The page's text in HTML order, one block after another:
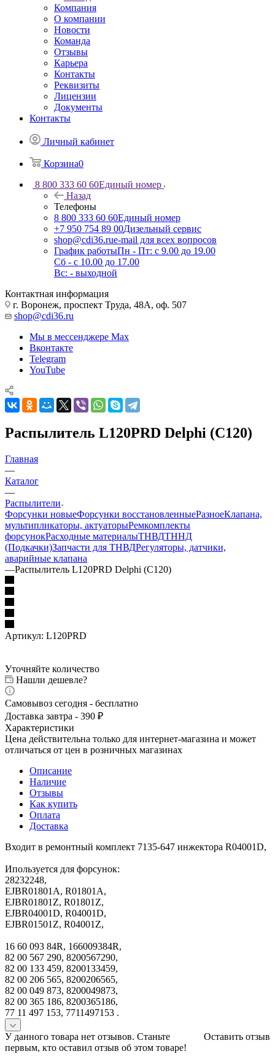
Компания
О компании
Новости
Команда
Отзывы
Карьера
Контакты
Реквизиты
Лицензии
Документы
Контакты
Личный кабинет
Корзина0
8 800 333 60 60Единый номер
Назад
Телефоны
8 800 333 60 60Единый номер
+7 950 754 89 00Дизельный сервис
shop@cdi36.rue-mail для всех вопросов
График работыПн - Пт: с 9.00 до 19.00
Сб - с 10.00 до 17.00
Вс: - выходной
Контактная информация
г. Воронеж, проспект Труда, 48А, оф. 507
shop@cdi36.ru
Мы в мессенджере Max
Вконтакте
Telegram
YouTube
Распылитель L120PRD Delphi (C120)
Главная
—
Каталог
—
Распылители
Форсунки новыеФорсунки восстановленныеРазноеКлапана,
мультипликаторы, актуаторыРемкомплекты
форсунокРасходные материалыТНВДТННД
(Подкачки)Запчасти для ТНВДРегуляторы, датчики,
аварийные клапана
—Распылитель L120PRD Delphi (C120)
Артикул: L120PRD
Уточняйте количество
Нашли дешевле?
Самовывоз сегодня - бесплатно
Доставка завтра - 390 ₽
Характеристики
Цена действительна только для интернет-магазина и может
отличаться от цен в розничных магазинах
Описание
Наличие
Отзывы
Как купить
Оплата
Доставка
Входит в ремонтный комплект 7135-647 инжектора R04001D,
Ипользуется для форсунок:
28232248,
EJBR01801A, R01801A,
EJBR01801Z, R01801Z,
EJBR04001D, R04001D,
EJBR01501Z, R04001Z,
16 60 093 84R, 166009384R,
82 00 567 290, 8200567290,
82 00 133 459, 8200133459,
82 00 206 565, 8200206565,
82 00 049 873, 8200049873,
82 00 365 186, 8200365186,
77 11 497 153, 7711497153 .
Оставить отзыв
У данного товара нет отзывов. Станьте
первым, кто оставил отзыв об этом товаре!